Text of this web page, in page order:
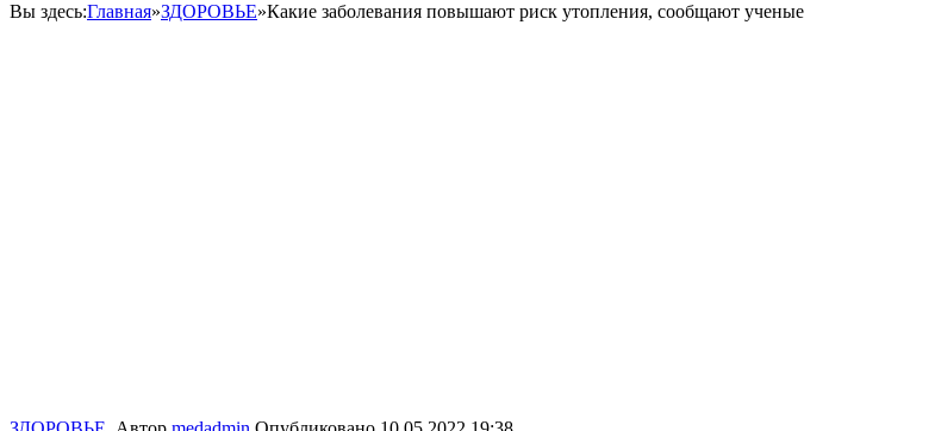
Вы здесь:Главная»ЗДОРОВЬЕ»Какие заболевания повышают риск утопления, сообщают ученые